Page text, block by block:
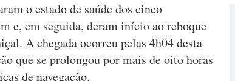
o estado de saúde dos cinco
e, em seguida, deram início ao reboque
A chegada ocorreu pelas 4h04 desta
que se prolongou por mais de oito horas
de navegação.